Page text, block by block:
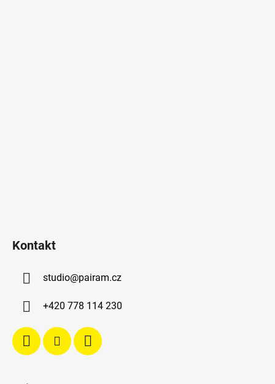
Kontakt
studio@pairam.cz
+420 778 114 230